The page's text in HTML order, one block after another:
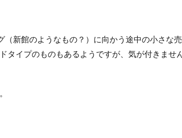
（新館のようなもの？）に向かう途中の小さな売
タイプのものもあるようですが、気が付きません